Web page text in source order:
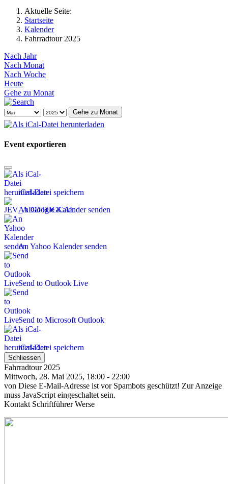
Aktuelle Seite:
Startseite
Kalender
Fahrradtour 2025
Nach Jahr
Nach Monat
Nach Woche
Heute
Gehe zu Monat
Gehe zu Monat
Event exportieren
iCal-Datei speichern
An Google Kalender senden
An Yahoo Kalender senden
Send to Outlook Live
Send to Microsoft Outlook
iCal-Datei speichern
Schliessen
Fahrradtour 2025
Mittwoch, 28. Mai 2025, 18:00 - 22:00
von Diese E-Mail-Adresse ist vor Spambots geschützt! Zur Anzeige
muss JavaScript eingeschaltet sein.
Kontakt Schriftführer Werse